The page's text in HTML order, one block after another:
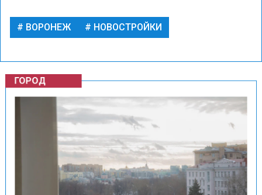
ВОРОНЕЖ НОВОСТРОЙКИ
ГОРОД